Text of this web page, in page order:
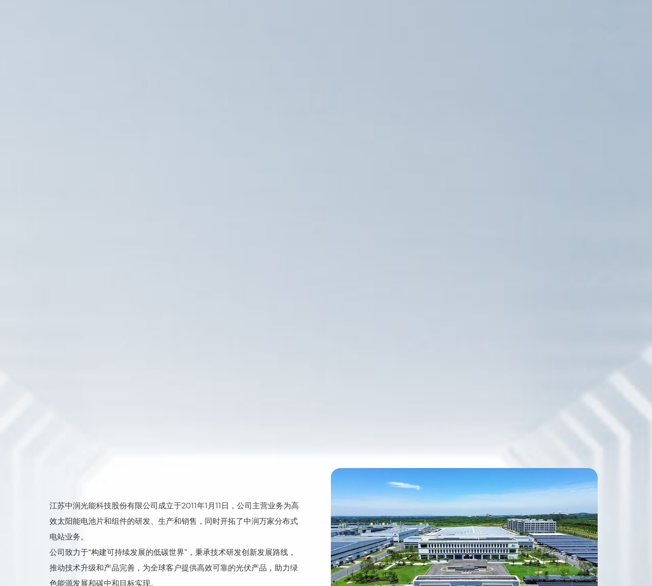
江苏中润光能科技股份有限公司成立于2011年1月11日，公司主营业务为高
效太阳能电池片和组件的研发、生产和销售，同时开拓了中润万家分布式
电站业务。
公司致力于“构建可持续发展的低碳世界”，秉承技术研发创新发展路线，
推动技术升级和产品完善，为全球客户提供高效可靠的光伏产品，助力绿
色能源发展和碳中和目标实现。